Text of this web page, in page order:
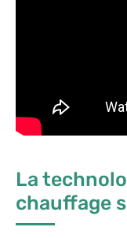
La
chauffage